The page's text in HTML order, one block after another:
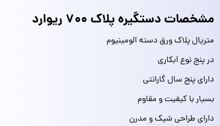
مشخصات دستگیره پلاک ۷۰۰ ریوارد
متریال پلاک ورق دسته آلومینیوم
در پنج نوع آبکاری
دارای پنج سال گارانتی
بسیار با کیفیت و مقاوم
دارای طراحی شیک و مدرن